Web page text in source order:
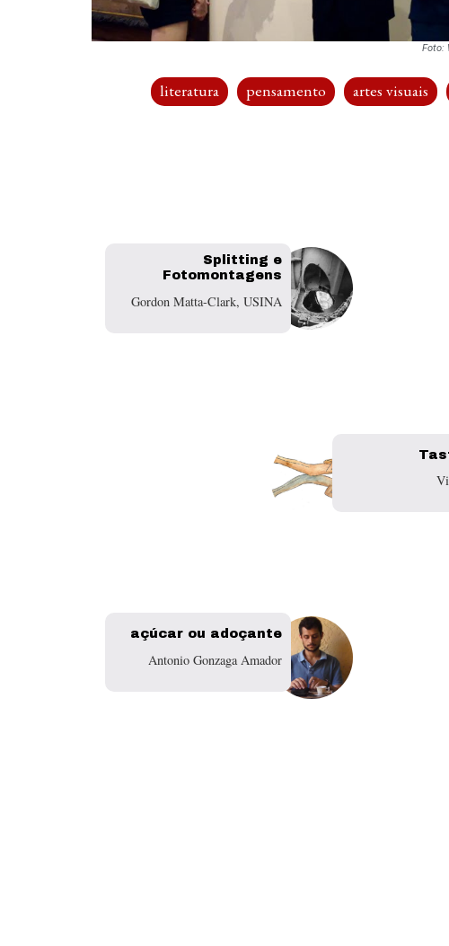
Foto:
literatura pensamento artes visuais
Splitting e
Fotomontagens
Gordon Matta-Clark, USINA
açúcar ou adoçante
Antonio Gonzaga Amador